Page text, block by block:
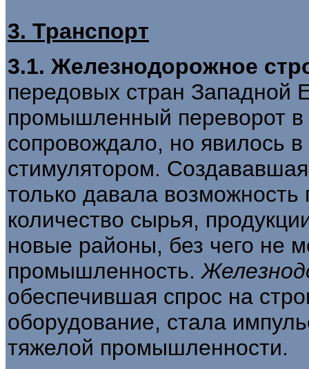
3. Транспорт
3.1. Железнодорожное
передовых стран Западной
промышленный переворот в
сопровождало, но явилось в
стимулятором.
только давала
количество сырья,
новые районы, без чего не
промышленность.
обеспечившая спрос на
оборудование, стала
тяжелой промышленности.